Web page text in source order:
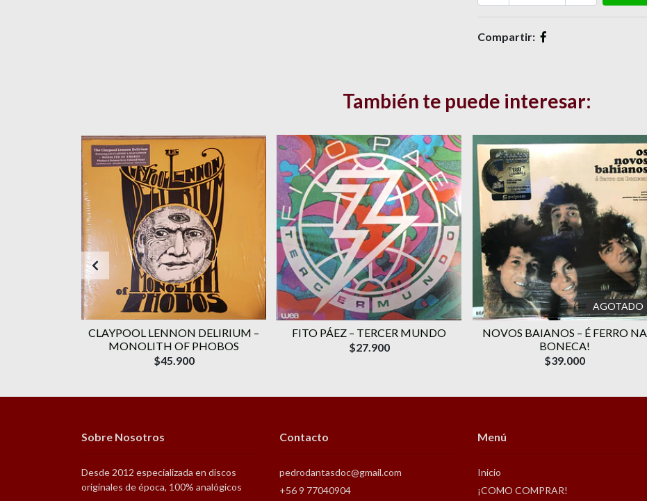
Compartir:
También te puede interesar:
CLAYPOOL LENNON DELIRIUM –
MONOLITH OF PHOBOS
$45.900
FITO PÁEZ – TERCER MUNDO
$27.900
AGOTADO
NOVOS BAIANOS – É FERRO NA
BONECA!
$39.000
Sobre Nosotros
Desde 2012 especializada en discos
originales de época, 100% analógicos
Contacto
pedrodantasdoc@gmail.com
+56 9 77040904
Menú
Inicio
¡COMO COMPRAR!